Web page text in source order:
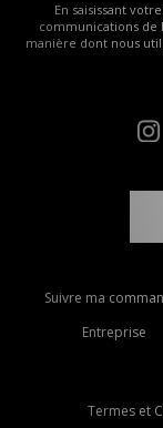
En saisissant
communications de
manière dont nous
Suivre ma
Entreprise
Termes et